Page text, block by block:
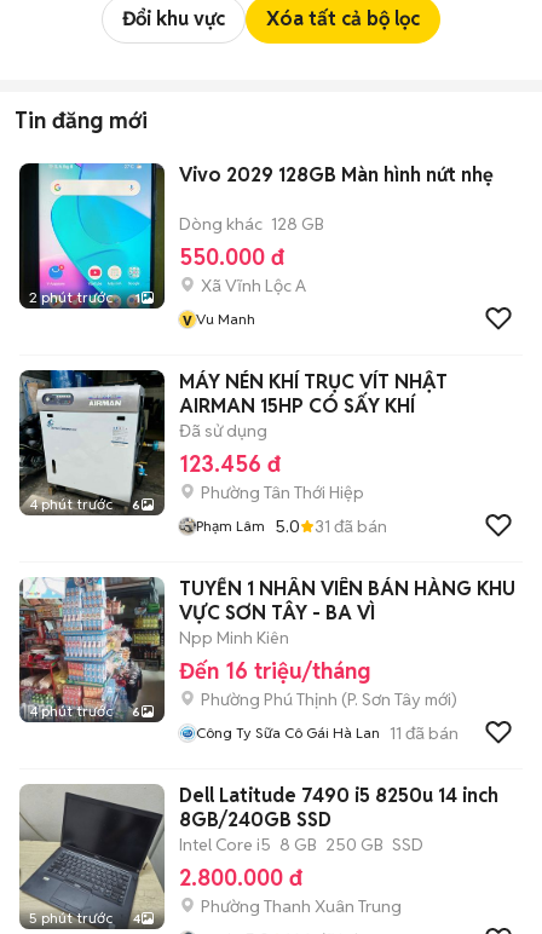
Đổi khu vực Xóa tất cả bộ lọc
Tin đăng mới
2 phút trước 1
Vivo 2029 128GB Màn hình nứt nhẹ
Dòng khác 128 GB
550.000 đ
Xã Vĩnh Lộc A
v Vu Manh
4 phút trước 6
MÁY NÉN KHÍ TRỤC VÍT NHẬT
AIRMAN 15HP CÓ SẤY KHÍ
Đã sử dụng
123.456 đ
Phường Tân Thới Hiệp
Phạm Lâm 5.0 31 đã bán
4 phút trước 6
TUYỂN 1 NHÂN VIÊN BÁN HÀNG KHU
VỰC SƠN TÂY - BA VÌ
Npp Minh Kiên
Đến 16 triệu/tháng
Phường Phú Thịnh (P. Sơn Tây mới)
Công Ty Sữa Cô Gái Hà Lan 11 đã bán
5 phút trước 4
Dell Latitude 7490 i5 8250u 14 inch
8GB/240GB SSD
Intel Core i5 8 GB 250 GB SSD
2.800.000 đ
Phường Thanh Xuân Trung